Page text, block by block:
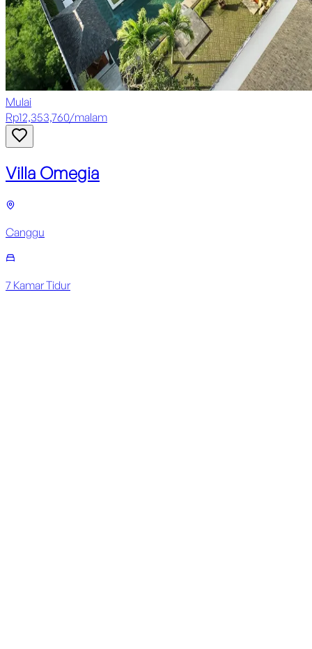
Mulai
Rp12,353,760/malam
Villa Omegia
Canggu
7 Kamar Tidur